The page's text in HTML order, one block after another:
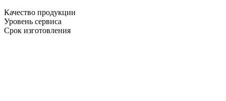
Качество продукции
Уровень сервиса
Срок изготовления